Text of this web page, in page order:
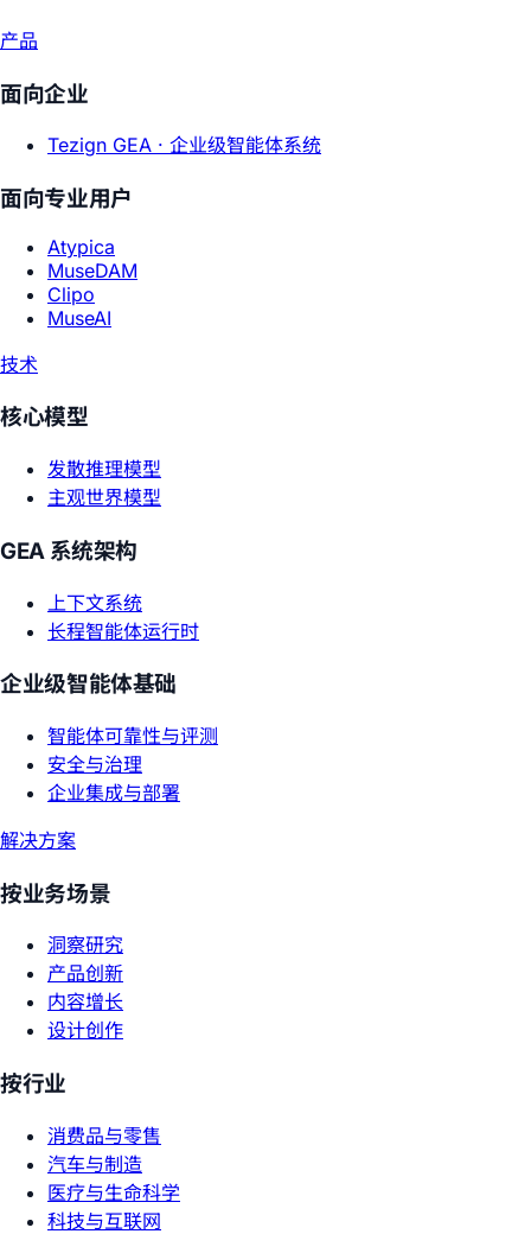
产品
面向企业
Tezign GEA · 企业级智能体系统
面向专业用户
Atypica
MuseDAM
Clipo
MuseAI
技术
核心模型
发散推理模型
主观世界模型
GEA 系统架构
上下文系统
长程智能体运行时
企业级智能体基础
智能体可靠性与评测
安全与治理
企业集成与部署
解决方案
按业务场景
洞察研究
产品创新
内容增长
设计创作
按行业
消费品与零售
汽车与制造
医疗与生命科学
科技与互联网